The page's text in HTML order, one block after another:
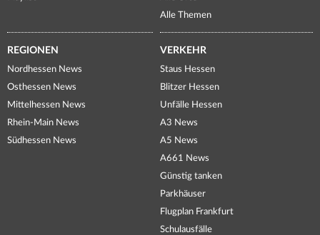
Alle Themen
REGIONEN
Nordhessen News
Osthessen News
Mittelhessen News
Rhein-Main News
Südhessen News
VERKEHR
Staus Hessen
Blitzer Hessen
Unfälle Hessen
A3 News
A5 News
A661 News
Günstig tanken
Parkhäuser
Flugplan Frankfurt
Schulausfälle